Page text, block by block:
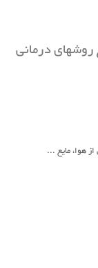
درمانی
هوا، مایع ...